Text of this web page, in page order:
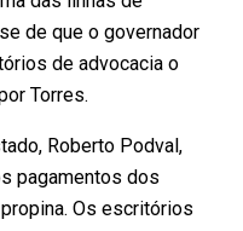
de que o governador
de advocacia o
Torres.
Roberto Podval,
pagamentos dos
Os escritórios